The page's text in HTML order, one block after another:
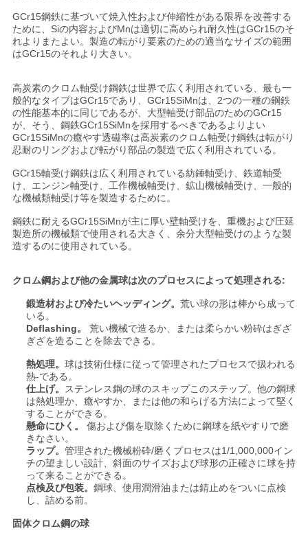
ュ
ー
地
図
PRIVACY
POLICY
GCr15鋼鉄に基づいて焼入性および伸縮性がある限界を改善する
ために、Siの内容およびMnは適切に高められ耐久性はGCr15のそ
れよりまたよい。製造の転がり要素のための適当なサイズの範囲
はGCr15のそれより大きい。
高炭素のクロム軸受け鋼鉄は世界で広く利用されている、最も一
般的なタイプはGCr15であり、GCr15SiMnは、2つの一種の鋼鉄
の性能基本的に同じであるが、大型軸受け部品のためのGCr15
が、そう、鋼鉄GCr15SiMnを採用するべきであるよりよい
GCr15SiMnの癒やす透磁率は高炭素のクロム軸受け鋼鉄は転がり
忍耐のリングおよび転がり部品の製造で広く利用されている。
GCr15軸受け鋼鉄は広く利用されている紡錘軸受け、鉄道軸受
け、エンジン軸受け、工作機械軸受け、鉱山機械軸受け、一般的
な機械類軸受け等を製造するために。
鋼鉄に耐えるGCr15SiMnが主に厚い壁軸受けを、重機および圧延
製造所の機械類で使用される大きく、余分大型軸受けのような製
造するのに使用されている。
クロム鋼および他の金属球は次のプロセスによって処理される:
鍛造材および冷たいヘッディング。 荒い球の形は棒から成って
いる。
Deflashing。 荒い機械で造るか、または柔らかい粉砕はぎざ
ぎざを造ることを除去できる。
熱処理。 球は技術仕様に従って管理されたプロセスで扱われる
熱-である。
仕上げ。 ステンレス鋼の球のスキップこのステップ。他の鋼球
は熱処理か、癒やすか、または他の和らげる方法によって堅く
することができる。
懸命にひく。 傷および傷を取除くために鋼球を紙やすりで磨
きなさい。
ラップ。 管理された機械粉砕/磨くプロセスは1/1,000,000イン
チの望ましい設計、斜面のサイズおよび球形の正確さに球を持
って来ることができる。
点検及び包装。 鋼球、使用潤滑油または錆止めをついに点検
し、詰める前。
固体クロム鋼の球